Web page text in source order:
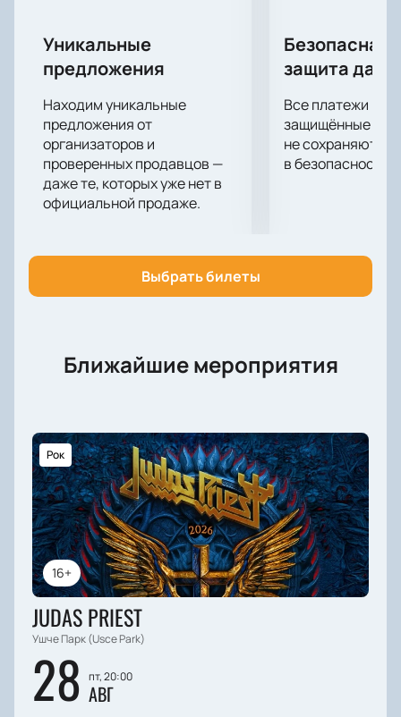
Уникальные
предложения
Находим уникальные
предложения от
организаторов и
проверенных продавцов —
даже те, которых уже нет в
официальной продаже.
Безопасная
защита
Все платежи
защищённые
не сохраняются
в безопасности.
Выбрать билеты
Ближайшие мероприятия
16+
Рок
JUDAS PRIEST
Ушче Парк (Usce Park)
28 пт, 20:00
АВГ